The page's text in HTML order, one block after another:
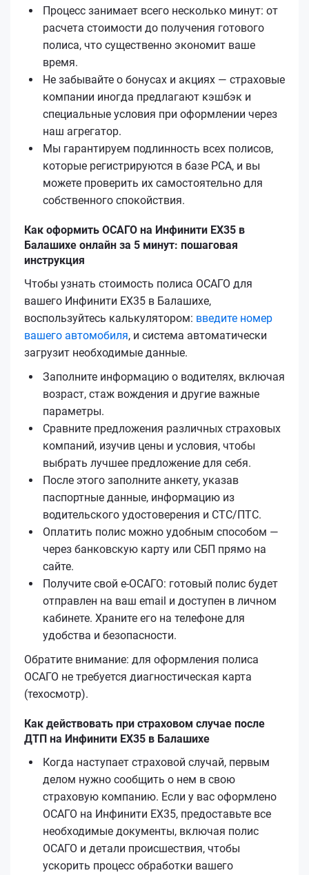
Процесс занимает всего несколько минут: от
расчета стоимости до получения готового
полиса, что существенно экономит ваше
время.
Не забывайте о бонусах и акциях — страховые
компании иногда предлагают кэшбэк и
специальные условия при оформлении через
наш агрегатор.
Мы гарантируем подлинность всех полисов,
которые регистрируются в базе РСА, и вы
можете проверить их самостоятельно для
собственного спокойствия.
Как оформить ОСАГО на Инфинити EX35 в
Балашихе онлайн за 5 минут: пошаговая
инструкция
Чтобы узнать стоимость полиса ОСАГО для
вашего Инфинити EX35 в Балашихе,
воспользуйтесь калькулятором: введите номер
вашего автомобиля, и система автоматически
загрузит необходимые данные.
Заполните информацию о водителях, включая
возраст, стаж вождения и другие важные
параметры.
Сравните предложения различных страховых
компаний, изучив цены и условия, чтобы
выбрать лучшее предложение для себя.
После этого заполните анкету, указав
паспортные данные, информацию из
водительского удостоверения и СТС/ПТС.
Оплатить полис можно удобным способом —
через банковскую карту или СБП прямо на
сайте.
Получите свой е‑ОСАГО: готовый полис будет
отправлен на ваш email и доступен в личном
кабинете. Храните его на телефоне для
удобства и безопасности.
Обратите внимание: для оформления полиса
ОСАГО не требуется диагностическая карта
(техосмотр).
Как действовать при страховом случае после
ДТП на Инфинити EX35 в Балашихе
Когда наступает страховой случай, первым
делом нужно сообщить о нем в свою
страховую компанию. Если у вас оформлено
ОСАГО на Инфинити EX35, предоставьте все
необходимые документы, включая полис
ОСАГО и детали происшествия, чтобы
ускорить процесс обработки вашего